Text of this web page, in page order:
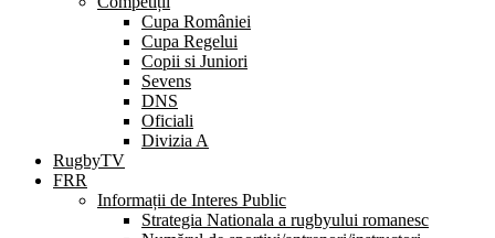
Cupa României
Cupa Regelui
Copii si Juniori
Sevens
DNS
Oficiali
Divizia A
RugbyTV
FRR
Informații de Interes Public
Strategia Nationala a rugbyului romanesc